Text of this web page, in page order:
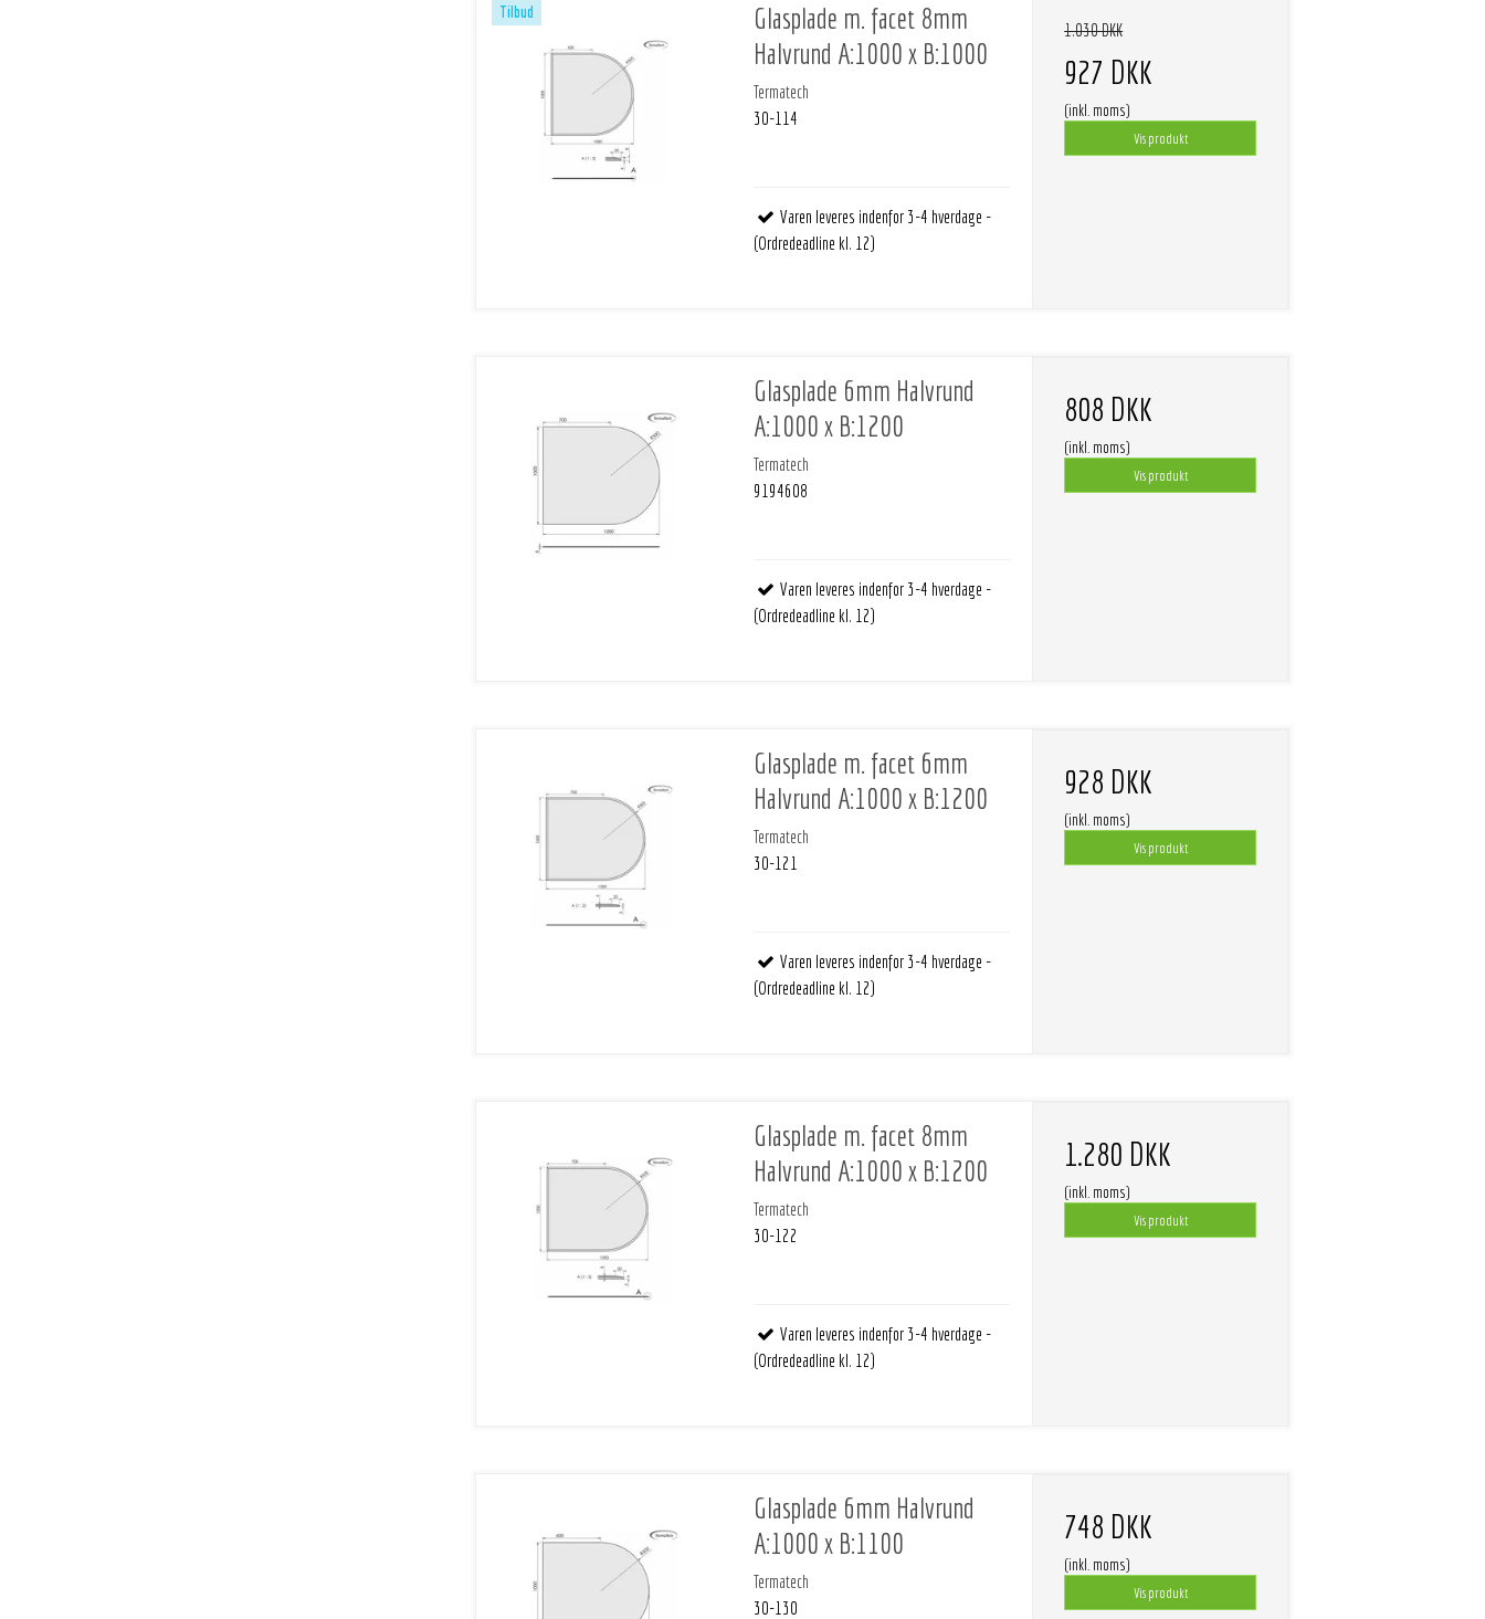
Tilbud
Glasplade m. facet 8mm
Halvrund A:1000 x B:1000
Termatech
30-114
Varen leveres indenfor 3-4 hverdage -
(Ordredeadline kl. 12)
1.030 DKK
927 DKK
(inkl. moms)
Vis produkt
Glasplade 6mm Halvrund
A:1000 x B:1200
Termatech
9194608
Varen leveres indenfor 3-4 hverdage -
(Ordredeadline kl. 12)
808 DKK
(inkl. moms)
Vis produkt
Glasplade m. facet 6mm
Halvrund A:1000 x B:1200
Termatech
30-121
Varen leveres indenfor 3-4 hverdage -
(Ordredeadline kl. 12)
928 DKK
(inkl. moms)
Vis produkt
Glasplade m. facet 8mm
Halvrund A:1000 x B:1200
Termatech
30-122
Varen leveres indenfor 3-4 hverdage -
(Ordredeadline kl. 12)
1.280 DKK
(inkl. moms)
Vis produkt
Glasplade 6mm Halvrund
A:1000 x B:1100
Termatech
30-130
748 DKK
(inkl. moms)
Vis produkt